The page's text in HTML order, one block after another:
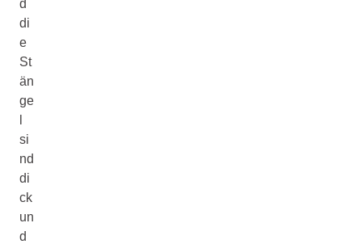
d
di
e
St
än
ge
si
nd
di
ck
un
d